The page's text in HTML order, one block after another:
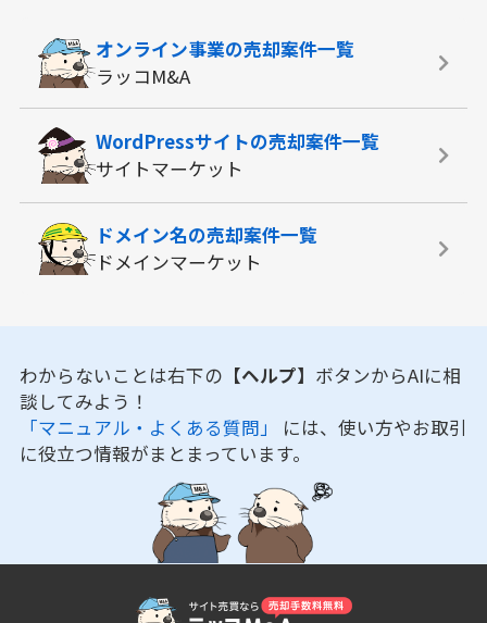
オンライン事業の売却案件一覧
ラッコM&A
WordPressサイトの売却案件一覧
サイトマーケット
ドメイン名の売却案件一覧
ドメインマーケット
わからないことは右下の 【ヘルプ】 ボタンからAIに相
談してみよう！
「マニュアル・よくある質問」 には、使い方やお取引
に役立つ情報がまとまっています。